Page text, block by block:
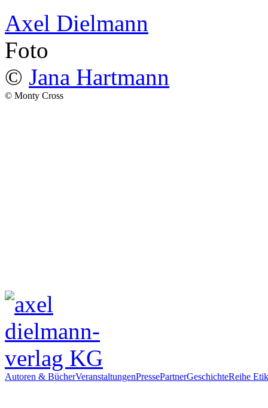
Axel Dielmann
Foto
© Jana Hartmann
© Monty Cross
Autoren & BücherVeranstaltungenPressePartnerGeschichteReihe